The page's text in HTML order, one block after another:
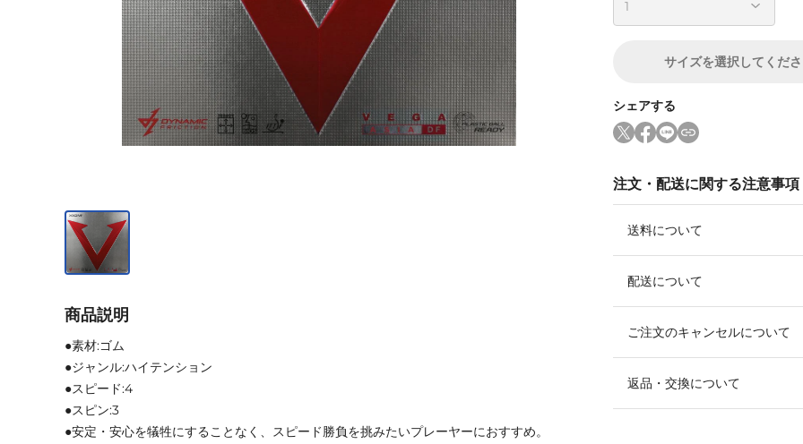
サイズを選択してくだ
シェアする
注文・配送に関する注意事項
送料について
配送について
ご注文のキャンセルについて
返品・交換について
商品説明
●素材:ゴム
●ジャンル:ハイテンション
●スピード:4
●スピン:3
●安定・安心を犠牲にすることなく、スピード勝負を挑みたいプレーヤーにおすすめ。